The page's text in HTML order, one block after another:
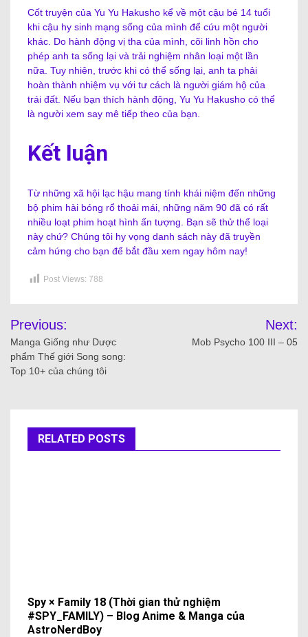
Cốt truyện của Yu Yu Hakusho kể về một cậu bé 14 tuổi
khi cậu hy sinh mạng sống của mình để cứu một người
khác. Do hành động vị tha của mình, cõi linh hồn cho
phép anh ta sống lại và trải nghiệm nhân loại một lần
nữa. Tuy nhiên, trước khi có thể sống lại, anh ta phải
hoàn thành nhiệm vụ với tư cách là người giám hộ của
trái đất. Nếu bạn thích hành động, Yu Yu Hakusho có thể
là người xem say mê tiếp theo của bạn.
Kết luận
Từ những xã hội lạc hậu mang tính khái niệm đến những
bộ phim hài bóng rổ thoải mái, những năm 90 đã có rất
nhiều loạt phim hoạt hình ấn tượng. Bạn sẽ thử thể loại
này chứ? Chúng tôi hy vọng danh sách này đã truyền
cảm hứng cho bạn để bắt đầu xem ngay hôm nay!
Post Views: 788
Previous:
Manga Giống như Dược
phẩm Thế giới Song song:
Top 10+ của chúng tôi
Next:
Mob Psycho 100 III – 05
RELATED POSTS
Spy × Family 18 (Thời gian thử nghiệm
#SPY_FAMILY) – Blog Anime & Manga của
AstroNerdBoy